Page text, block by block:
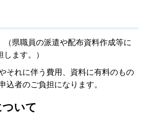
（県職員の派遣や配布資料作成等に
ます。）
それに伴う費用、資料に有料のもの
込者のご負担になります。
いて